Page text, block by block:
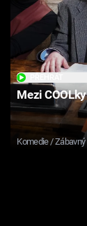
Mezi COOLky
Komedie / Zábavný